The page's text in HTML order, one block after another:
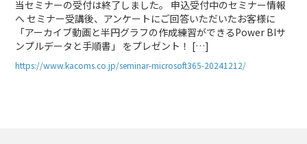
当セミナーの受付は終了しました。 申込受付中のセミナー情報
へ セミナー受講後、アンケートにご回答いただいたお客様に
「アーカイブ動画と半円グラフの作成練習ができるPower BIサ
ンプルデータと手順書」 をプレゼント！ […]
https://www.kacoms.co.jp/seminar-microsoft365-20241212/